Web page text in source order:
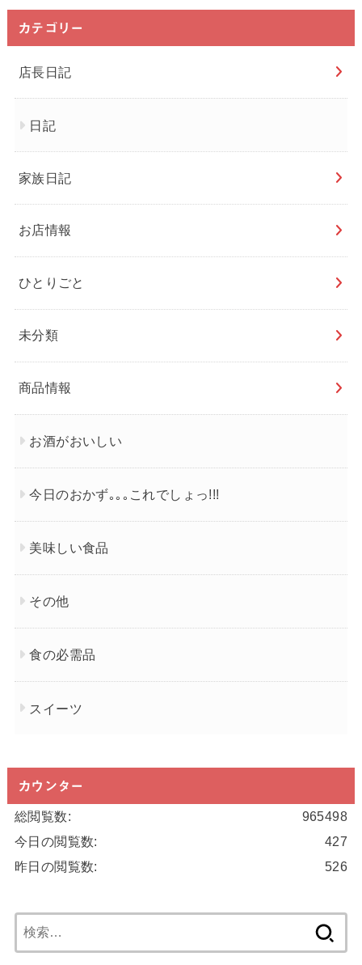
カテゴリー
店長日記
日記
家族日記
お店情報
ひとりごと
未分類
商品情報
お酒がおいしい
今日のおかず｡｡｡これでしょっ!!!
美味しい食品
その他
食の必需品
スイーツ
カウンター
965498
総閲覧数:
427
今日の閲覧数:
526
昨日の閲覧数:
索: